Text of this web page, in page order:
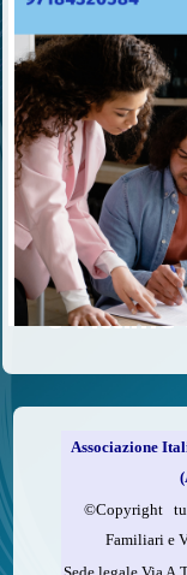
C'è un modo di
delle vittime della
loro familiari che non
Compila la scheda
Firma nel riquadro
organizzazioni non
Associazione
©​Copyright
Familiari e